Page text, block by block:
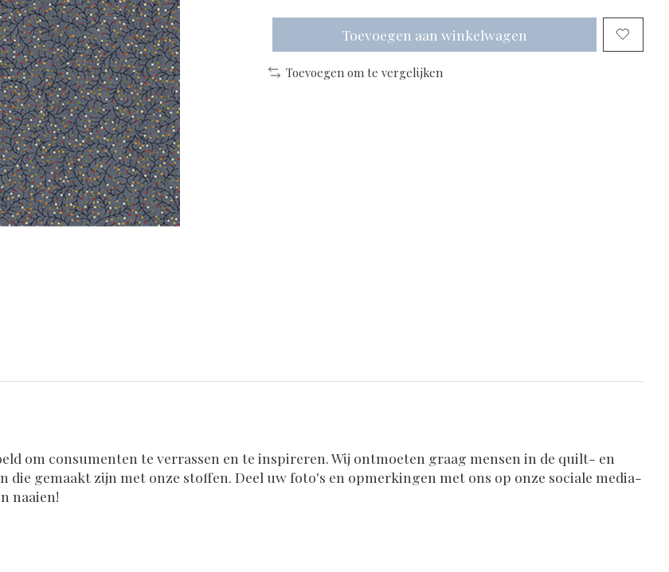
Toevoegen aan winkelwagen
Toevoegen om te vergelijken
om consumenten te verrassen en te inspireren. Wij ontmoeten graag mensen in de quilt- en
gemaakt zijn met onze stoffen. Deel uw foto's en opmerkingen met ons op onze sociale media-
naaien!